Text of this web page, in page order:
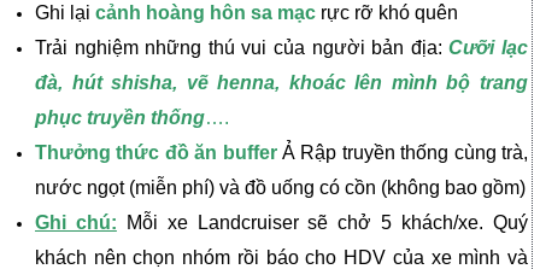
Ghi lại cảnh hoàng hôn sa mạc rực rỡ khó quên
Trải nghiệm những thú vui của người bản địa:Cưỡi lạc
đà, hút shisha, vẽ henna, khoác lên mình bộ trang
phục truyền thống….
Thưởng thức đồ ăn bufferẢ Rập truyền thống cùng trà,
nước ngọt (miễn phí) và đồ uống có cồn (không bao gồm)
Ghi chú: Mỗi xe Landcruiser sẽ chở 5 khách/xe. Quý
khách nên chọn nhóm rồi báo cho HDV của xe mình và